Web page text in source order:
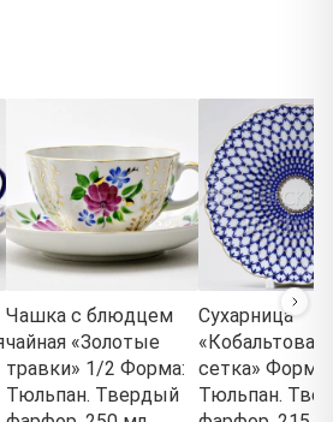
Чашка с блюдцем
чайная «Золотые
травки» 1/2 Форма:
Тюльпан. Твердый
Сухарница
«Кобальтовая
сетка» Форма:
Тюльпан.